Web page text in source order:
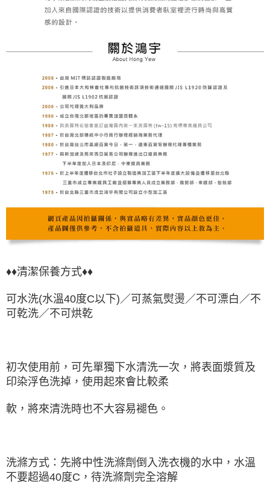
♦♦清潔保養方式♦♦
可水洗(水溫40度C以下)／可蒸氣熨燙／不可漂白／不
可乾洗／不可烘乾
初次使用前，可先單獨下水清洗一次，將表面漿質及
印染浮色洗掉，使用起來會比較柔
軟，將來清洗時也不大容易褪色。
洗滌方式：先將中性洗滌劑倒入洗衣機的水中，水溫
不要超過40度C，待洗滌劑完全溶解